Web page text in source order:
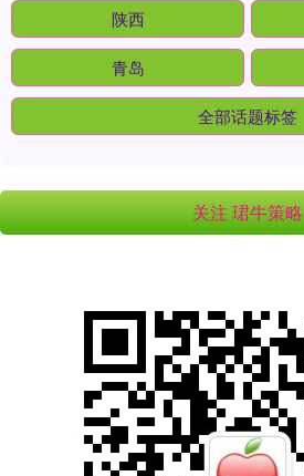
陕西
青岛
全部话题标签
关注 珺牛策略